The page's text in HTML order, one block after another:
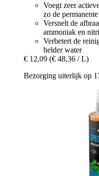
Voegt zeer
zo de
Versnelt de
ammoniak en
Verbetert de
helder water
€ 12,09 (€ 48,36 / L)
Bezorging uiterlijk op